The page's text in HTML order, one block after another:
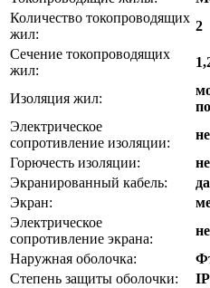
Количество токопроводящих
жил:
2
Сечение токопроводящих
жил:
Изоляция жил:
Электрическое
сопротивление изоляции:
Горючесть изоляции:
Экранированный кабель:
да
Экран:
Электрическое
сопротивление экрана:
Наружная оболочка:
Степень защиты оболочки: